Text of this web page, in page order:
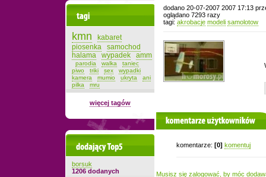
dodano 20-07-2007 2007 17:13
oglądano 7293 razy
tagi: akrobacje modeli samolotow
komentarze użytkowników
komentarze: [0] komentuj
Musisz się zalogować, by móc
kmn
kabaret
piosenka
samochod
halama
wypadek amm
parodia walka
taniec
piwo
triki sex
wypadki
kamera
mumio ukryta
ani
pilka
mru
więcej tagów
Dodający top-5
borsuk
1206 dodanych